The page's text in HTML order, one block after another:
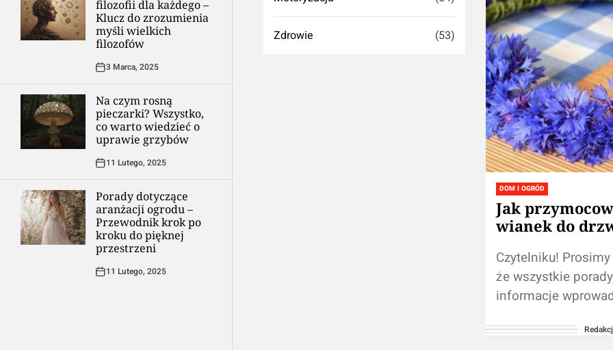
filozofii dla każdego –
Klucz do zrozumienia
myśli wielkich
filozofów
3 Marca, 2025
Na czym rosną
pieczarki? Wszystko,
co warto wiedzieć o
uprawie grzybów
11 Lutego, 2025
Porady dotyczące
aranżacji ogrodu –
Przewodnik krok po
kroku do pięknej
przestrzeni
11 Lutego, 2025
DOM I OGRÓD
Jak
wianek do
Czytelniku!
że wszystkie
informacje
osobistej
Zdrowie (53)